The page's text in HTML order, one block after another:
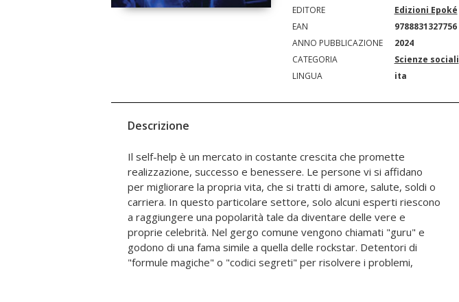
EDITORE
Edizioni Epoké
EAN
9788831327756
ANNO PUBBLICAZIONE
2024
CATEGORIA
Scienze sociali
LINGUA
ita
Descrizione
Il self-help è un mercato in costante crescita che promette
realizzazione, successo e benessere. Le persone vi si affidano
per migliorare la propria vita, che si tratti di amore, salute, soldi o
carriera. In questo particolare settore, solo alcuni esperti riescono
a raggiungere una popolarità tale da diventare delle vere e
proprie celebrità. Nel gergo comune vengono chiamati "guru" e
godono di una fama simile a quella delle rockstar. Detentori di
"formule magiche" o "codici segreti" per risolvere i problemi,
possono contare su schiere di fan pronti a pendere dalle loro
labbra. Cosa li rende così speciali? Questo saggio ha il duplice
obiettivo di esplorare un fenomeno tanto fondamentale quanto
sfuggente come quello della celebrità e di ampliarne lo sguardo
sociologico analizzando il micromondo dell'auto-aiuto. Con una
ricerca condotta attraverso osservazioni partecipanti e interviste
semistrutturate, Mattia Tasso ci conduce alla scoperta delle